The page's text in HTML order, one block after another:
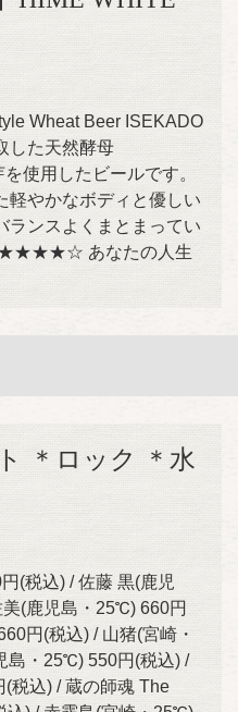
Wheat Beer ISEKADO
した天然酵母
使用したビールです。
軽やかなボディと優しい
ランスよくまとまってい
あなたの人生
＊ロック ＊水
(税込) / 佐藤 黒(鹿児
(鹿児島・25℃) 660円
円(税込) / 山猪(宮崎・
島・25℃) 550円(税込) /
税込) / 蔵の師魂 The